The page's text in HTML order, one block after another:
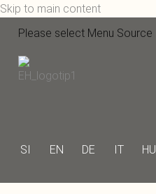
Skip to main content
Please select Menu Source
SI EN DE IT HU